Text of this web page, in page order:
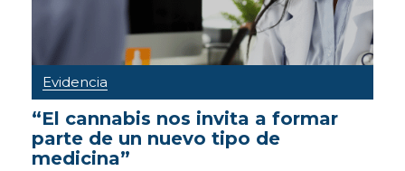
Evidencia
“El cannabis nos invita a formar
parte de un nuevo tipo de
medicina”